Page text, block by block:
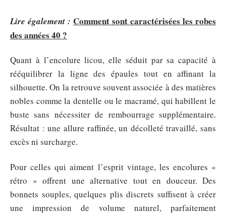
Lire également : Comment sont caractérisées les robes
des années 40 ?
Quant à l’encolure licou, elle séduit par sa capacité à
rééquilibrer la ligne des épaules tout en affinant la
silhouette. On la retrouve souvent associée à des matières
nobles comme la dentelle ou le macramé, qui habillent le
buste sans nécessiter de rembourrage supplémentaire.
Résultat : une allure raffinée, un décolleté travaillé, sans
excès ni surcharge.
Pour celles qui aiment l’esprit vintage, les encolures «
rétro » offrent une alternative tout en douceur. Des
bonnets souples, quelques plis discrets suffisent à créer
une impression de volume naturel, parfaitement